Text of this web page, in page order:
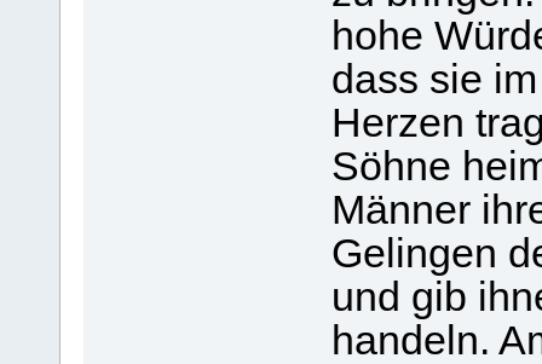
hohe
dass sie
Herzen
Söhne
Männer
Gelingen
und gib
handeln.